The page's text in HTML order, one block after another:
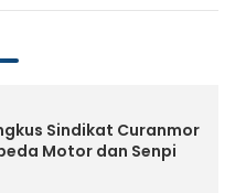
Sindikat Curanmor
Motor dan Senpi